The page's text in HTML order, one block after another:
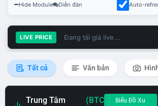
Hide Module Diễn đàn Auto-
LIVE PRICE Đang tải giá live...
Tất cả Văn bản
Trung Tâm
(BTC
Biểu Đồ Xu